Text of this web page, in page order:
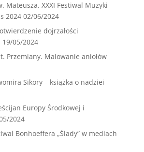
Mateusza. XXXI Festiwal Muzyki
2024 02/06/2024
dojrzałości
19/05/2024
Przemiany. Malowanie aniołów
Sikory – książka o nadziei
Europy Środkowej i
2024
Bonhoeffera „Ślady” w mediach